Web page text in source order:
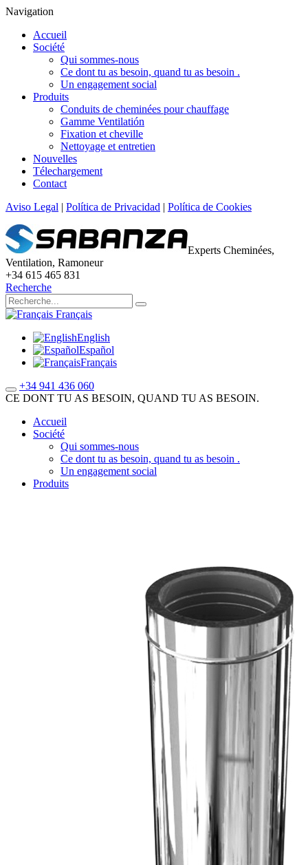
Navigation
Accueil
Société
Qui sommes-nous
Ce dont tu as besoin, quand tu as besoin .
Un engagement social
Produits
Conduits de cheminées pour chauffage
Gamme Ventilatión
Fixation et cheville
Nettoyage et entretien
Nouvelles
Télechargement
Contact
Aviso Legal | Política de Privacidad | Política de Cookies
Experts Cheminées,
Ventilation, Ramoneur
+34 615 465 831
Recherche
Français
English
Español
Français
+34 941 436 060
CE DONT TU AS BESOIN, QUAND TU AS BESOIN.
Accueil
Société
Qui sommes-nous
Ce dont tu as besoin, quand tu as besoin .
Un engagement social
Produits